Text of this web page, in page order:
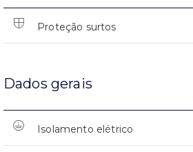
Proteção surtos
Dados gerais
Isolamento elétrico